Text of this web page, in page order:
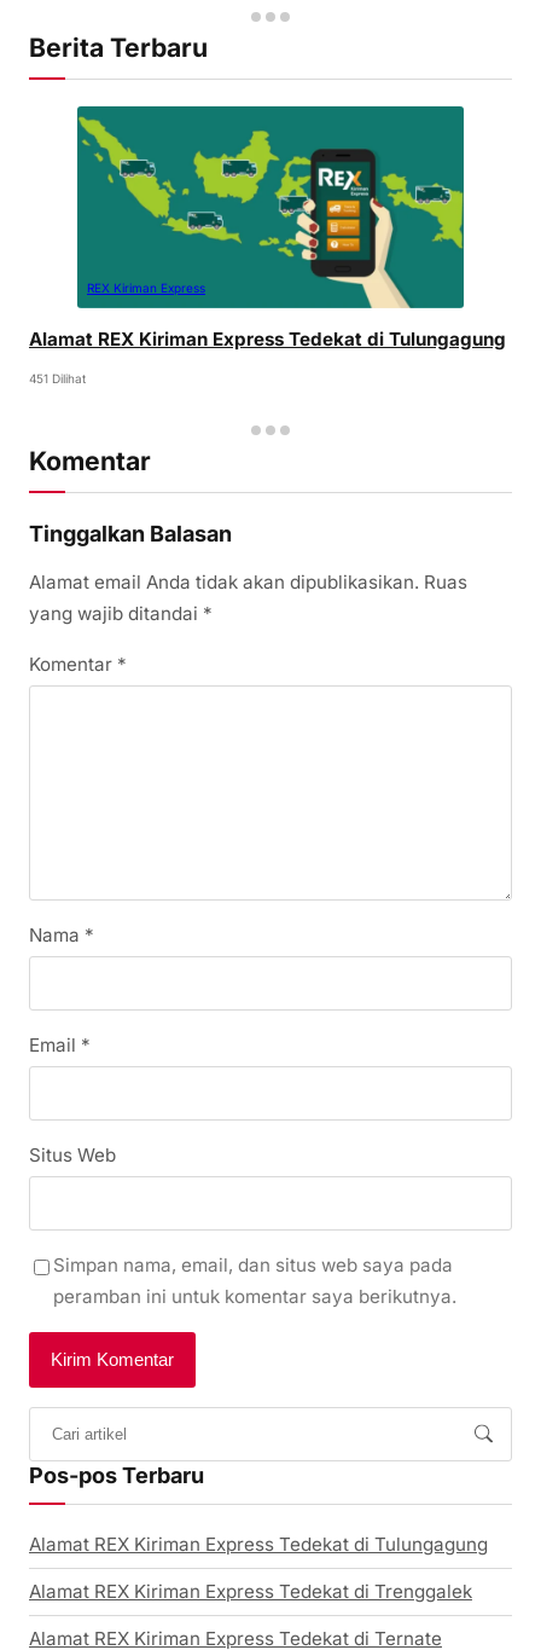
Berita Terbaru
REX Kiriman Express
Alamat REX Kiriman Express Tedekat di Tulungagung
451 Dilihat
Komentar
Tinggalkan Balasan
Alamat email Anda tidak akan dipublikasikan. Ruas
yang wajib ditandai *
Komentar *
Nama *
Email *
Situs Web
Simpan nama, email, dan situs web saya pada
peramban ini untuk komentar saya berikutnya.
Pos-pos Terbaru
Alamat REX Kiriman Express Tedekat di Tulungagung
Alamat REX Kiriman Express Tedekat di Trenggalek
Alamat REX Kiriman Express Tedekat di Ternate